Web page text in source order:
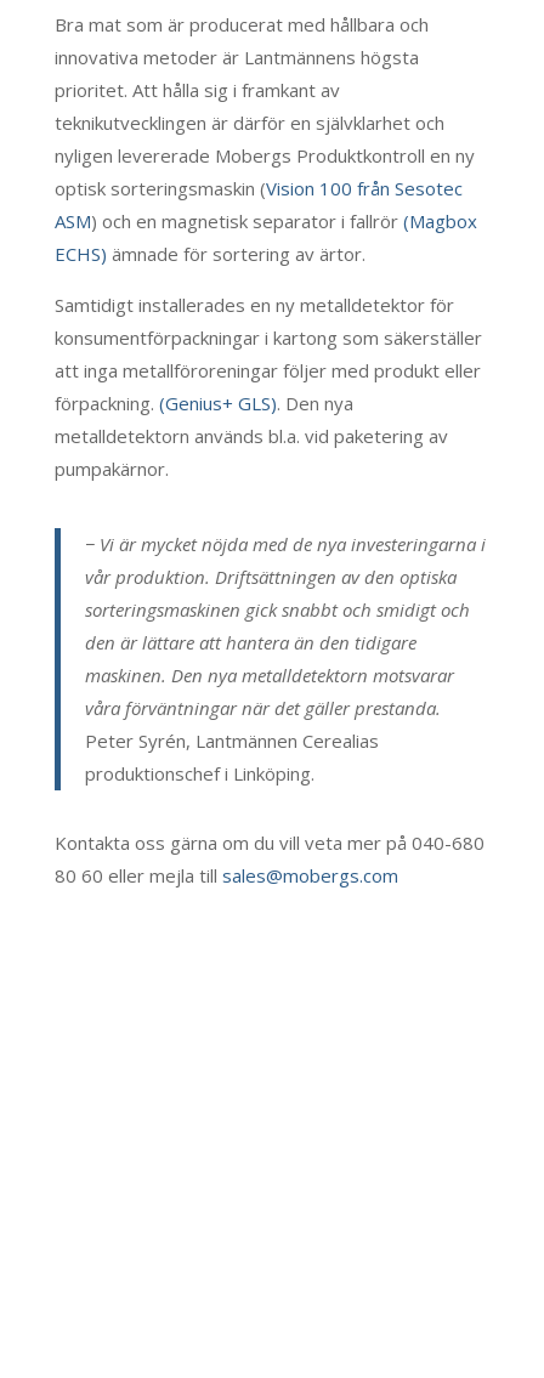
Bra mat som är producerat med hållbara och
innovativa metoder är Lantmännens högsta
prioritet. Att hålla sig i framkant av
teknikutvecklingen är därför en självklarhet och
nyligen levererade Mobergs Produktkontroll en ny
optisk sorteringsmaskin (Vision 100 från Sesotec
ASM) och en magnetisk separator i fallrör (Magbox
ECHS) ämnade för sortering av ärtor.
Samtidigt installerades en ny metalldetektor för
konsumentförpackningar i kartong som säkerställer
att inga metallföroreningar följer med produkt eller
förpackning. (Genius+ GLS). Den nya
metalldetektorn används bl.a. vid paketering av
pumpakärnor.
− Vi är mycket nöjda med de nya investeringarna i
vår produktion. Driftsättningen av den optiska
sorteringsmaskinen gick snabbt och smidigt och
den är lättare att hantera än den tidigare
maskinen. Den nya metalldetektorn motsvarar
våra förväntningar när det gäller prestanda.
Peter Syrén, Lantmännen Cerealias
produktionschef i Linköping.
Kontakta oss gärna om du vill veta mer på 040-680
80 60 eller mejla till sales@mobergs.com